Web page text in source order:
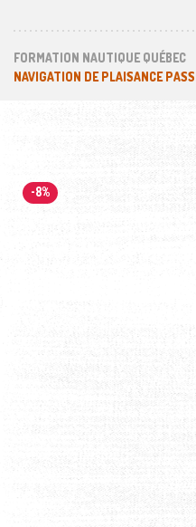
FORMATION NAUTIQUE QUÉBEC
NAVIGATION DE PLAISANCE
-8%